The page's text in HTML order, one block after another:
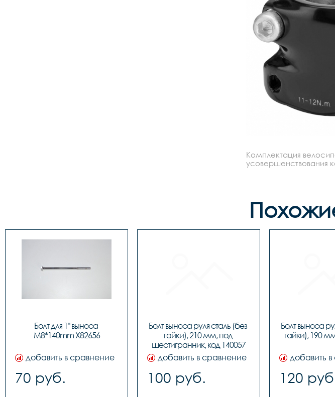
Комплектация
усовершенствования
Болт для 1" выноса
M8*140mm Х82656
добавить в сравнение
70 руб.
Болт выноса руля сталь (без
гайки), 210 мм, под
шестигранник, код 140057
добавить в сравнение
100 руб.
Болт выноса
гайки), 190
добавить
120